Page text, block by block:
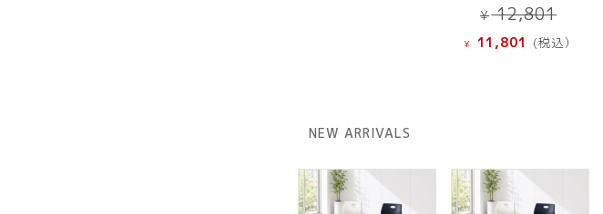
¥12,801
の
価
¥ 11,801 現
で
す。
(税込）
NEW ARRIVALS